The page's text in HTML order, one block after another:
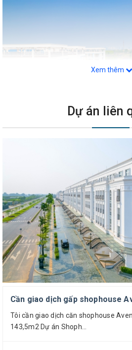
- Diện tích đất: 178,64m2
- Căn shophouse xây 05 tầng
- Diện tích tầng hầm: 133,64m2
- Diện tích xây dựng tầng 1:
- Diện tích xây dựng tầng 2:
- Diện tích xây dựng tầng 3:
- Diện tích xây dựng tầng 4:
- Diện tích xây dựng tầng 5:
Xem thêm
Dự án liên
Tôi cần giao dịch căn shophouse
143,5m2 Dự án Shoph...